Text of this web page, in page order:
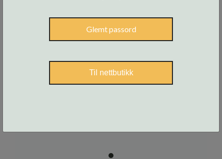
Glemt passord
Til nettbutikk